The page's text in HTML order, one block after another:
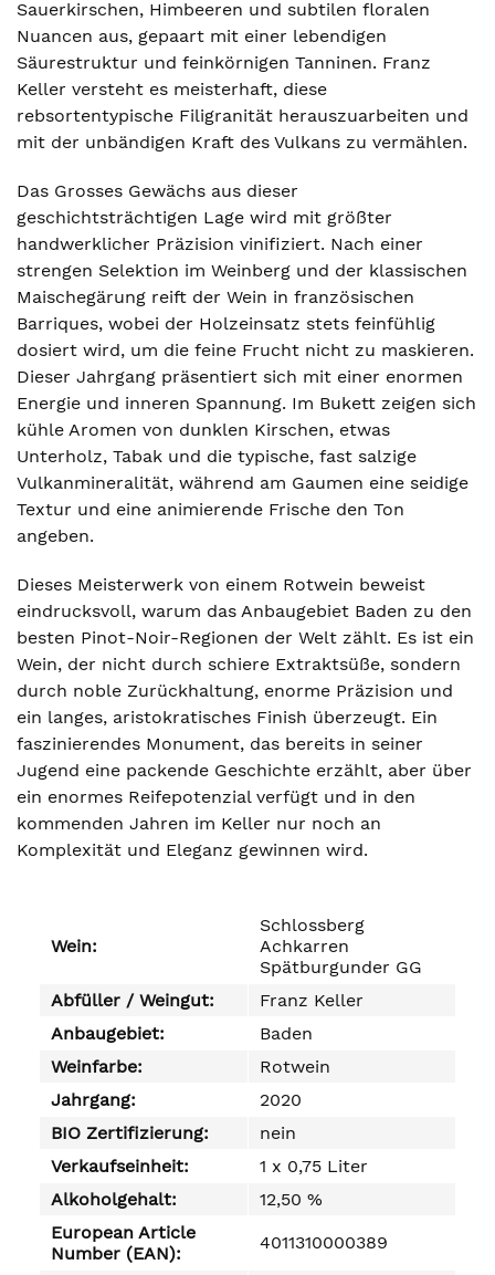
Sauerkirschen, Himbeeren und subtilen floralen
Nuancen aus, gepaart mit einer lebendigen
Säurestruktur und feinkörnigen Tanninen. Franz
Keller versteht es meisterhaft, diese
rebsortentypische Filigranität herauszuarbeiten und
mit der unbändigen Kraft des Vulkans zu vermählen.
Das Grosses Gewächs aus dieser
geschichtsträchtigen Lage wird mit größter
handwerklicher Präzision vinifiziert. Nach einer
strengen Selektion im Weinberg und der klassischen
Maischegärung reift der Wein in französischen
Barriques, wobei der Holzeinsatz stets feinfühlig
dosiert wird, um die feine Frucht nicht zu maskieren.
Dieser Jahrgang präsentiert sich mit einer enormen
Energie und inneren Spannung. Im Bukett zeigen sich
kühle Aromen von dunklen Kirschen, etwas
Unterholz, Tabak und die typische, fast salzige
Vulkanmineralität, während am Gaumen eine seidige
Textur und eine animierende Frische den Ton
angeben.
Dieses Meisterwerk von einem Rotwein beweist
eindrucksvoll, warum das Anbaugebiet Baden zu den
besten Pinot-Noir-Regionen der Welt zählt. Es ist ein
Wein, der nicht durch schiere Extraktsüße, sondern
durch noble Zurückhaltung, enorme Präzision und
ein langes, aristokratisches Finish überzeugt. Ein
faszinierendes Monument, das bereits in seiner
Jugend eine packende Geschichte erzählt, aber über
ein enormes Reifepotenzial verfügt und in den
kommenden Jahren im Keller nur noch an
Komplexität und Eleganz gewinnen wird.
Wein:
Schlossberg
Achkarren
Spätburgunder GG
Abfüller / Weingut:
Franz Keller
Anbaugebiet:
Baden
Weinfarbe:
Rotwein
Jahrgang:
2020
BIO Zertifizierung:
nein
Verkaufseinheit:
1 x 0,75 Liter
Alkoholgehalt:
12,50 %
European Article
Number (EAN):
4011310000389